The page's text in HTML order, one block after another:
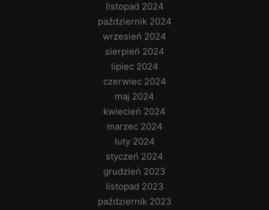
listopad 2024
październik 2024
wrzesień 2024
sierpień 2024
lipiec 2024
czerwiec 2024
maj 2024
kwiecień 2024
marzec 2024
luty 2024
styczeń 2024
grudzień 2023
listopad 2023
październik 2023